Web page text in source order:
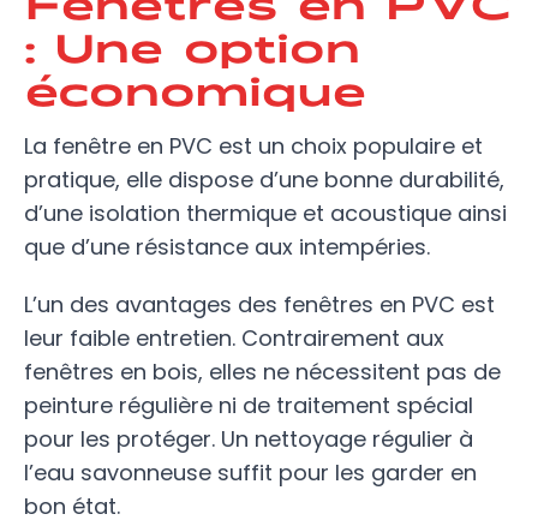
: Une option
économique
La fenêtre en PVC est un choix populaire et
pratique, elle dispose d’une bonne durabilité,
d’une isolation thermique et acoustique ainsi
que d’une résistance aux intempéries.
L’un des avantages des fenêtres en PVC est
leur faible entretien. Contrairement aux
fenêtres en bois, elles ne nécessitent pas de
peinture régulière ni de traitement spécial
pour les protéger. Un nettoyage régulier à
l’eau savonneuse suffit pour les garder en
bon état.